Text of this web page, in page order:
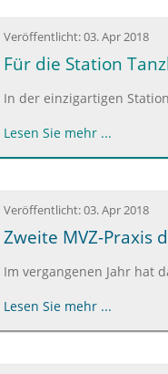
Veröffentlicht:03. Apr 2018
Für die Station
In der einzigartigen
Lesen Sie mehr ...
Veröffentlicht:03. Apr 2018
Zweite MVZ-Praxis
Im vergangenen Jahr hat
Lesen Sie mehr ...